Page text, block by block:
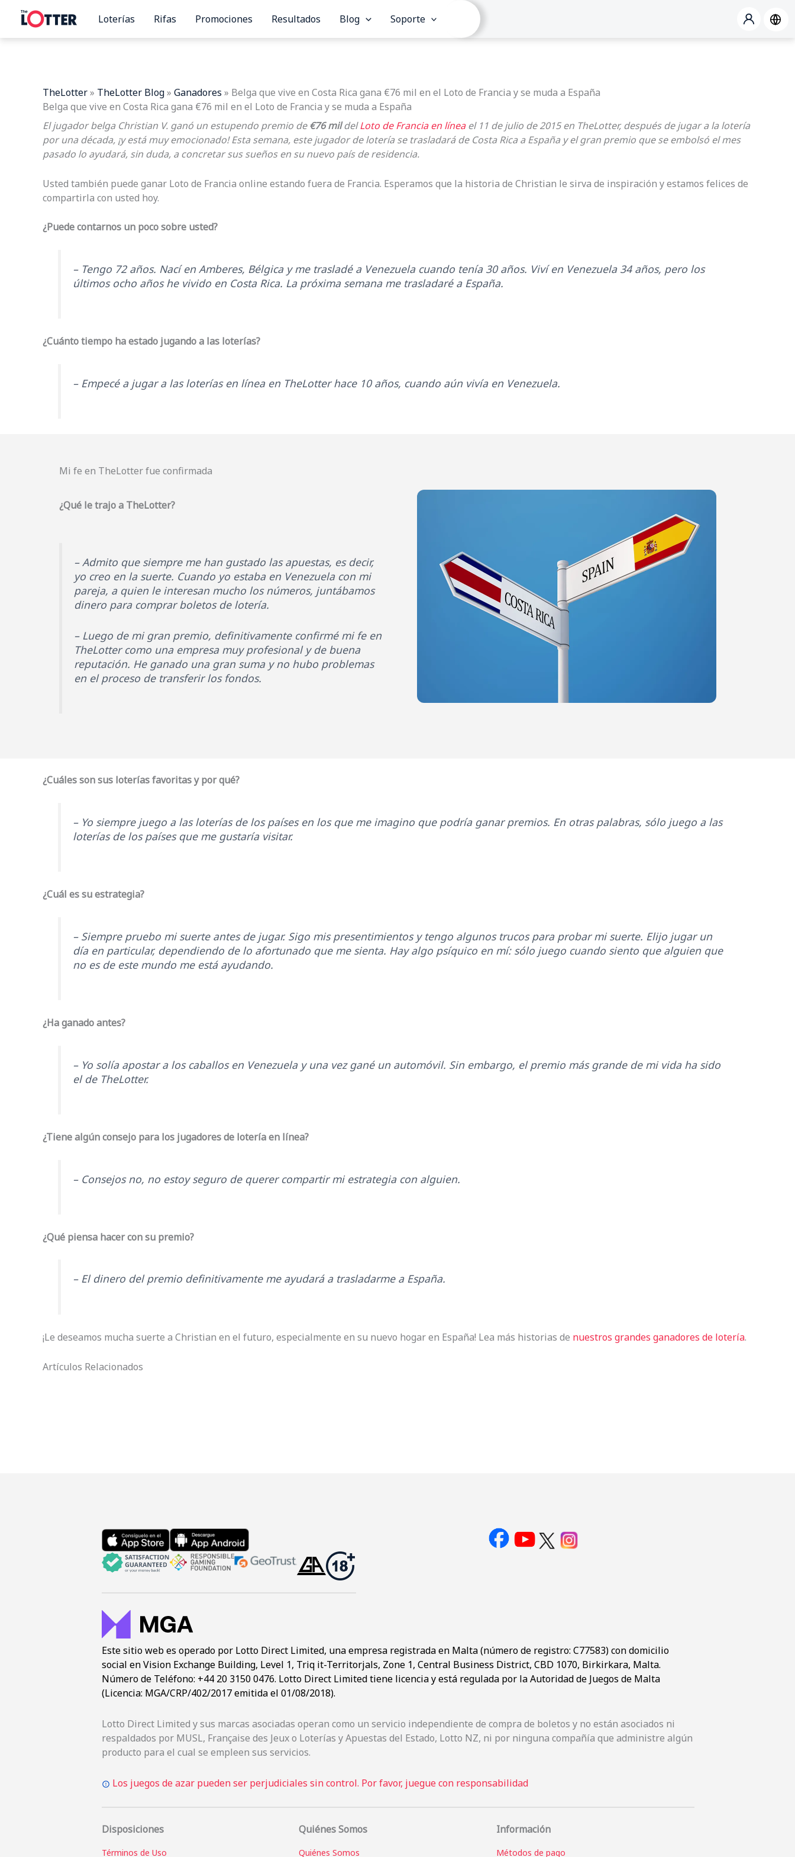
contenido
Loterías Rifas Promociones Resultados Blog Soporte
TheLotter» TheLotter Blog» Ganadores » Belga que vive en Costa Rica gana €76 mil en el Loto de Francia y se muda a España
Belga que vive en Costa Rica gana €76 mil en el Loto de Francia y se muda a España
El jugador belga Christian V. ganó un estupendo premio de€76 mildelLoto de Francia en líneael 11 de julio de 2015 en TheLotter, después de jugar a la lotería
por una década, ¡y está muy emocionado! Esta semana, este jugador de lotería se trasladará de Costa Rica a España y el gran premio que se embolsó el mes
pasado lo ayudará, sin duda, a concretar sus sueños en su nuevo país de residencia.
Usted también puede ganar Loto de Francia online estando fuera de Francia. Esperamos que la historia de Christian le sirva de inspiración y estamos felices de
compartirla con usted hoy.
¿Puede contarnos un poco sobre usted?
– Tengo 72 años. Nací en Amberes, Bélgica y me trasladé a Venezuela cuando tenía 30 años. Viví en Venezuela 34 años, pero los
últimos ocho años he vivido en Costa Rica. La próxima semana me trasladaré a España.
¿Cuánto tiempo ha estado jugando a las loterías?
– Empecé a jugar a las loterías en línea en TheLotter hace 10 años, cuando aún vivía en Venezuela.
Mi fe en TheLotter fue confirmada
¿Qué le trajo a TheLotter?
– Admito que siempre me han gustado las apuestas, es decir,
yo creo en la suerte. Cuando yo estaba en Venezuela con mi
pareja, a quien le interesan mucho los números, juntábamos
dinero para comprar boletos de lotería.
– Luego de mi gran premio, definitivamente confirmé mi fe en
TheLotter como una empresa muy profesional y de buena
reputación. He ganado una gran suma y no hubo problemas
en el proceso de transferir los fondos.
¿Cuáles son sus loterías favoritas y por qué?
– Yo siempre juego a las loterías de los países en los que me imagino que podría ganar premios. En otras palabras, sólo juego a las
loterías de los países que me gustaría visitar.
¿Cuál es su estrategia?
– Siempre pruebo mi suerte antes de jugar. Sigo mis presentimientos y tengo algunos trucos para probar mi suerte. Elijo jugar un
día en particular, dependiendo de lo afortunado que me sienta. Hay algo psíquico en mí: sólo juego cuando siento que alguien que
no es de este mundo me está ayudando.
¿Ha ganado antes?
– Yo solía apostar a los caballos en Venezuela y una vez gané un automóvil. Sin embargo, el premio más grande de mi vida ha sido
el de TheLotter.
¿Tiene algún consejo para los jugadores de lotería en línea?
– Consejos no, no estoy seguro de querer compartir mi estrategia con alguien.
¿Qué piensa hacer con su premio?
– El dinero del premio definitivamente me ayudará a trasladarme a España.
¡Le deseamos mucha suerte a Christian en el futuro, especialmente en su nuevo hogar en España! Lea más historias de nuestros grandes ganadores de lotería.
Artículos Relacionados
Este sitio web es operado por Lotto Direct Limited, una empresa registrada en Malta (número de registro: C77583) con domicilio
social en Vision Exchange Building, Level 1, Triq it-Territorjals, Zone 1, Central Business District, CBD 1070, Birkirkara, Malta.
Número de Teléfono: +44 20 3150 0476. Lotto Direct Limited tiene licencia y está regulada por la Autoridad de Juegos de Malta
(Licencia: MGA/CRP/402/2017 emitida el 01/08/2018).
Lotto Direct Limited y sus marcas asociadas operan como un servicio independiente de compra de boletos y no están asociados ni
respaldados por MUSL, Française des Jeux o Loterías y Apuestas del Estado, Lotto NZ, ni por ninguna compañía que administre algún
producto para el cual se empleen sus servicios.
Los juegos de azar pueden ser perjudiciales sin control. Por favor, juegue con responsabilidad
Disposiciones
Términos de Uso
Quiénes Somos
Quiénes Somos
Información
Métodos de pago